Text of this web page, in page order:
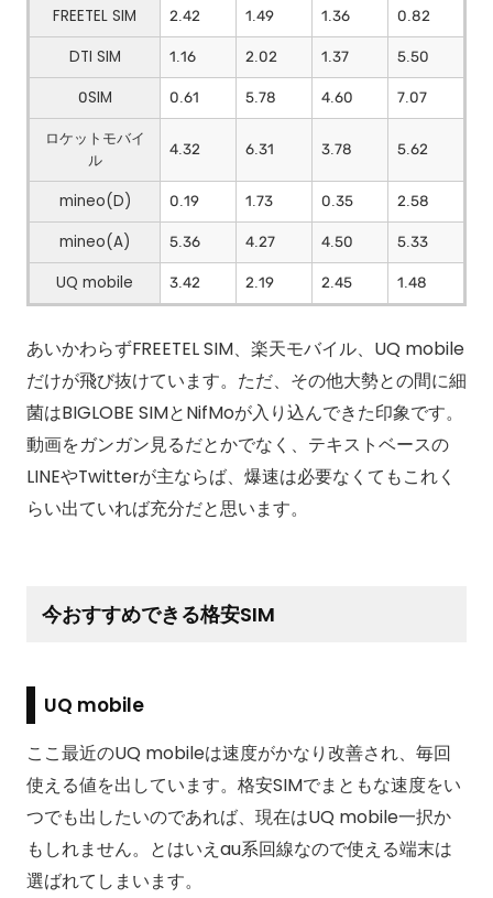
FREETEL SIM
2.42 1.49 1.36
0.82
DTI SIM
1.16 2.02 1.37
5.50
0SIM
0.61 5.78 4.60
7.07
ロケットモバイ
ル
4.32 6.31 3.78 5.62
mineo(D) 0.19 1.73 0.35
2.58
mineo(A)
5.36 4.27 4.50
5.33
UQ mobile
3.42 2.19 2.45 1.48
あいかわらずFREETEL SIM、楽天モバイル、UQ mobile
だけが飛び抜けています。ただ、その他大勢との間に細
菌はBIGLOBE SIMとNifMoが入り込んできた印象です。
動画をガンガン見るだとかでなく、テキストベースの
LINEやTwitterが主ならば、爆速は必要なくてもこれく
らい出ていれば充分だと思います。
今おすすめできる格安SIM
UQ mobile
ここ最近のUQ mobileは速度がかなり改善され、毎回
使える値を出しています。格安SIMでまともな速度をい
つでも出したいのであれば、現在はUQ mobile一択か
もしれません。とはいえau系回線なので使える端末は
選ばれてしまいます。